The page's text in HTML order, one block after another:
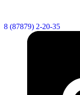
8 (87879) 2-20-35